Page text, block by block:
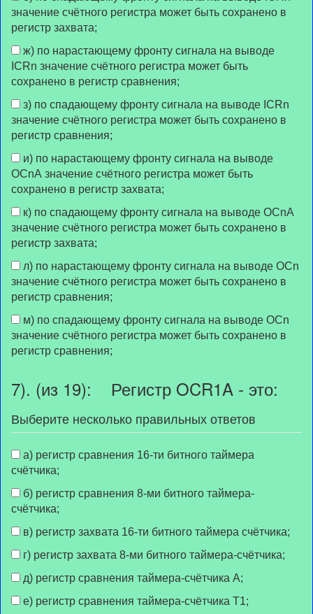
значение счётного регистра может быть сохранено в
регистр захвата;
ICRn значение счётного регистра может быть
сохранено в регистр сравнения;
значение счётного регистра может быть сохранено в
регистр сравнения;
OCnA значение счётного регистра может быть
сохранено в регистр захвата;
значение счётного регистра может быть сохранено в
регистр захвата;
значение счётного регистра может быть сохранено в
регистр сравнения;
значение счётного регистра может быть сохранено в
регистр сравнения;
7). (из 19): Регистр OCR1A - это:
Выберите несколько правильных ответов
счётчика;
счётчика;
в) регистр захвата 16-ти битного таймера счётчика;
г) регистр захвата 8-ми битного таймера-счётчика;
д) регистр сравнения таймера-счётчика А;
е) регистр сравнения таймера-счётчика Т1;